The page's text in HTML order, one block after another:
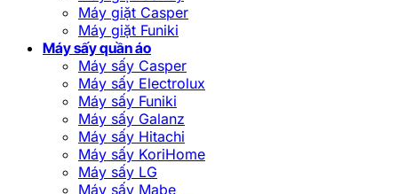
Máy giặt Casper
Máy giặt Funiki
Máy sấy quần áo
Máy sấy Casper
Máy sấy Electrolux
Máy sấy Funiki
Máy sấy Galanz
Máy sấy Hitachi
Máy sấy KoriHome
Máy sấy LG
Máy sấy Mabe